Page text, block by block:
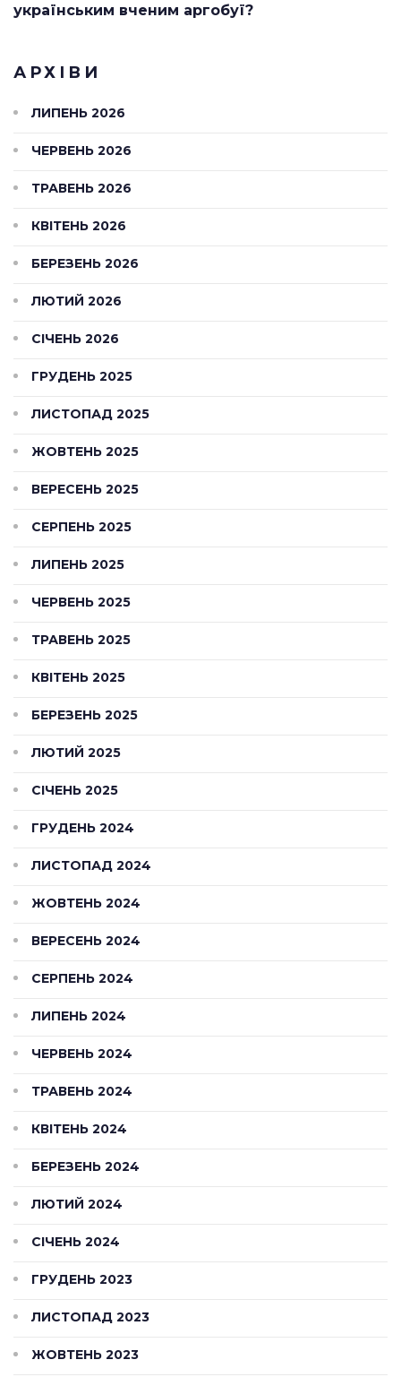
українським вченим аргобуї?
АРХІВИ
ЛИПЕНЬ 2026
ЧЕРВЕНЬ 2026
ТРАВЕНЬ 2026
КВІТЕНЬ 2026
БЕРЕЗЕНЬ 2026
ЛЮТИЙ 2026
СІЧЕНЬ 2026
ГРУДЕНЬ 2025
ЛИСТОПАД 2025
ЖОВТЕНЬ 2025
ВЕРЕСЕНЬ 2025
СЕРПЕНЬ 2025
ЛИПЕНЬ 2025
ЧЕРВЕНЬ 2025
ТРАВЕНЬ 2025
КВІТЕНЬ 2025
БЕРЕЗЕНЬ 2025
ЛЮТИЙ 2025
СІЧЕНЬ 2025
ГРУДЕНЬ 2024
ЛИСТОПАД 2024
ЖОВТЕНЬ 2024
ВЕРЕСЕНЬ 2024
СЕРПЕНЬ 2024
ЛИПЕНЬ 2024
ЧЕРВЕНЬ 2024
ТРАВЕНЬ 2024
КВІТЕНЬ 2024
БЕРЕЗЕНЬ 2024
ЛЮТИЙ 2024
СІЧЕНЬ 2024
ГРУДЕНЬ 2023
ЛИСТОПАД 2023
ЖОВТЕНЬ 2023